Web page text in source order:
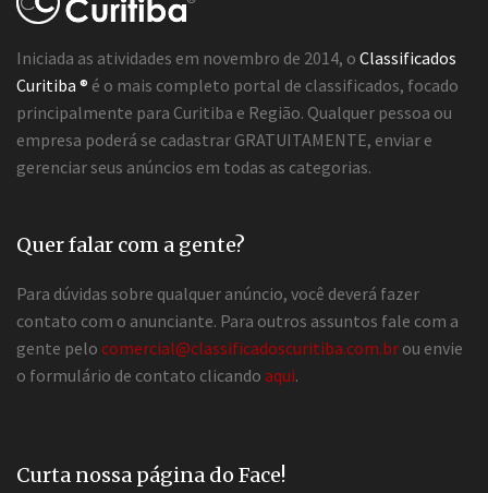
Iniciada as atividades em novembro de 2014, o Classificados
Curitiba ® é o mais completo portal de classificados, focado
principalmente para Curitiba e Região. Qualquer pessoa ou
empresa poderá se cadastrar GRATUITAMENTE, enviar e
gerenciar seus anúncios em todas as categorias.
Quer falar com a gente?
Para dúvidas sobre qualquer anúncio, você deverá fazer
contato com o anunciante. Para outros assuntos fale com a
gente pelo comercial@classificadoscuritiba.com.br ou envie
o formulário de contato clicando aqui.
Curta nossa página do Face!